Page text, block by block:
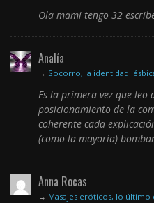
Ola mami tengo 32
Analía
→ Socorro, la identidad
Es la primera vez que leo
posicionamiento de la
coherente cada
(como la mayoría)
Anna Rocas
→ Masajes eróticos, lo último